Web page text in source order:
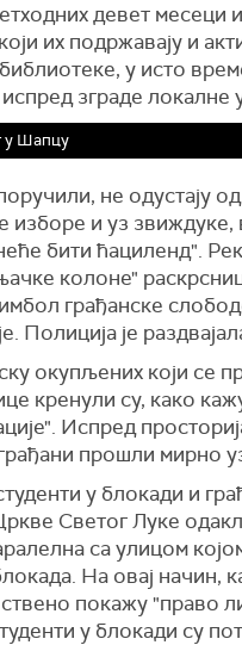
девет месеци
их подржавају и
у исто
зграде локалне
у Шапцу
не одустају
изборе и уз звиждуке,
бити ћациленд".
колоне"
грађанске
Полиција је
окупљених који се
кренули су, како
Испред
прошли мирно
у блокади и
Светог Луке
са улицом
На овај начин,
покажу "право
у блокади су